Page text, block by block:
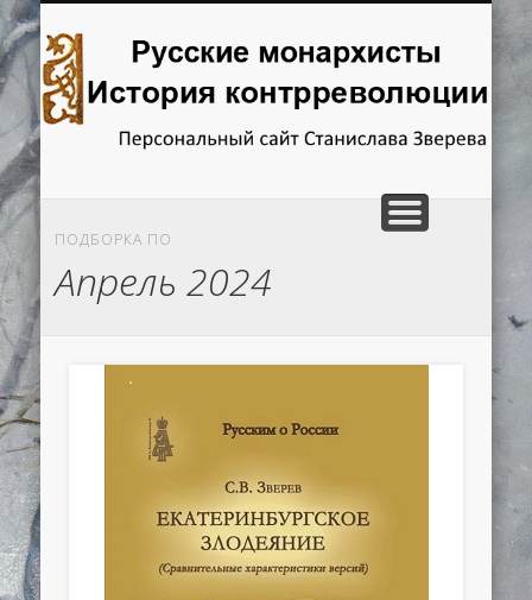
Русские
монархисты.
контрреволюции
ПОДБОРКА ПО
Апрель 2024